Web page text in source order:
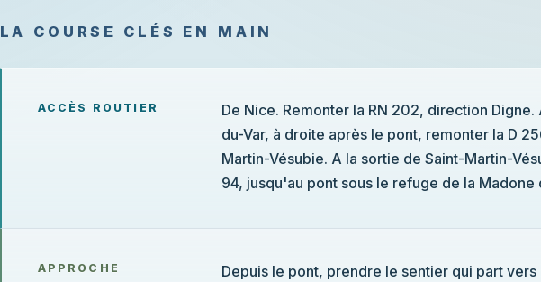
LA COURSE CLÉS EN MAIN
ACCÈS ROUTIER
De Nice. Remonter la RN 202, direction Digne.
du-Var, à droite après le pont, remonter la D
Martin-Vésubie. A la sortie de Saint-Martin-
94, jusqu'au pont sous le refuge de la Madone
APPROCHE
Depuis le pont, prendre le sentier qui part